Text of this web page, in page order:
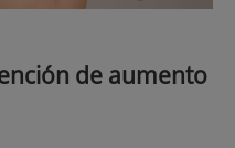
de aumento